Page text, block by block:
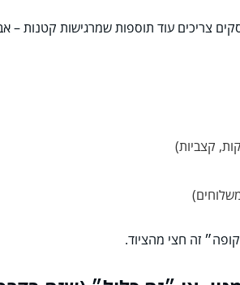
צריכים עוד תוספות שמרגישות קטנות –
קצביות)
זה חצי מהציוד.